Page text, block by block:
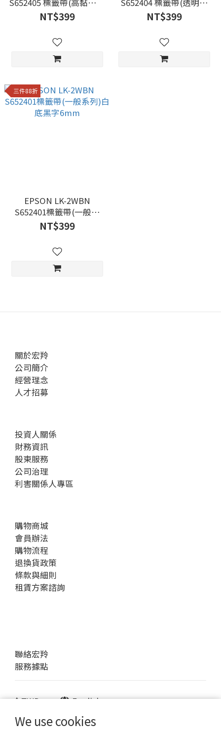
We use cookies
S652405 標籤帶(高黏性系
列)白底黑字6mm
NT$399
S652404 標籤帶(透明系
列)透明底黑字6mm
NT$399
三件88折
EPSON LK-2WBN
S652401標籤帶(一般系
列)白底黑字6mm
NT$399
關於宏羚
公司簡介
經營理念
人才招募
投資人關係
財務資訊
股東服務
公司治理
利害關係人專區
購物商城
會員辦法
購物流程
退換貨政策
條款與細則
租賃方案諮詢
聯絡宏羚
服務據點
$TWD English